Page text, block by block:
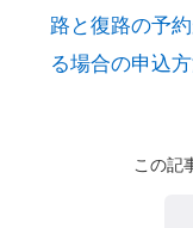
路と復路の予
る場合の申込
この記